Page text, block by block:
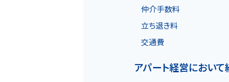
個人情報保護方針 カ
仲介手数料
立ち退き料
交通費
アパート経営において